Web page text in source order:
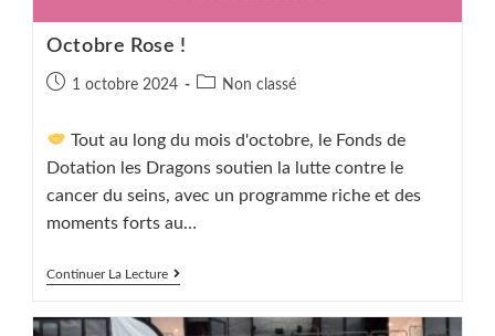
Octobre Rose !
Publication
1 octobre 2024
PostNon classé
Tout au long du mois d'octobre, le Fonds de
Dotation les Dragons soutien la lutte contre le
cancer du seins, avec un programme riche et des
moments forts au…
Continuer La LectureOctobre